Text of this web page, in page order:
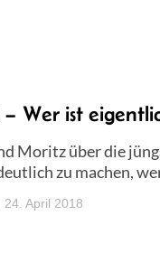
Wer ist
Moritz über die
zu machen,
24. April 2018